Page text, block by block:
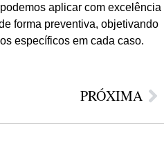
aplicar com excelência
forma preventiva, objetivando
específicos em cada caso.
PRÓXIMA